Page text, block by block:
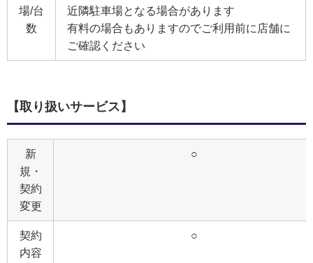
場/台
数
近隣駐車場となる場合があります
有料の場合もありますのでご利用前に店舗に
ご確認ください
【取り扱いサービス】
新
規・
契約
変更
○
契約
内容
○